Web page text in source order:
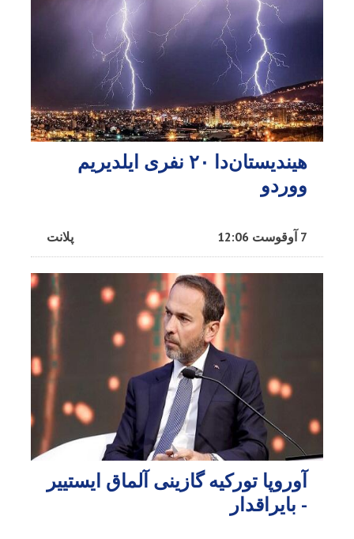
هیندیستان‌دا ۲۰ نفری ایلدیریم
ووردو
پلانت 7 آوقوست 12:06
آوروپا تورکیه گازینی آلماق ایستییر
- بایراقدار